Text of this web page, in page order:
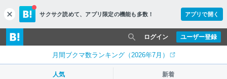
c
l
o
s
サクサク読めて、 アプリ限定の機能も多数！ アプリで開く
ユーザー登録
ログイン
月間ブクマ数ランキング（2026年7月）
人気 新着